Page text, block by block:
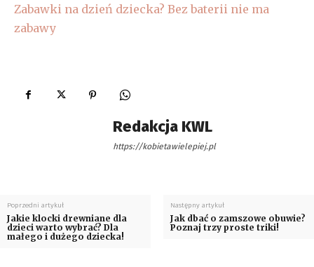
Zabawki na dzień dziecka? Bez baterii nie ma
zabawy
Redakcja KWL
https://kobietawielepiej.pl
Poprzedni artykuł
Jakie klocki drewniane dla
dzieci warto wybrać? Dla
małego i dużego dziecka!
Następny artykuł
Jak dbać o zamszowe obuwie?
Poznaj trzy proste triki!